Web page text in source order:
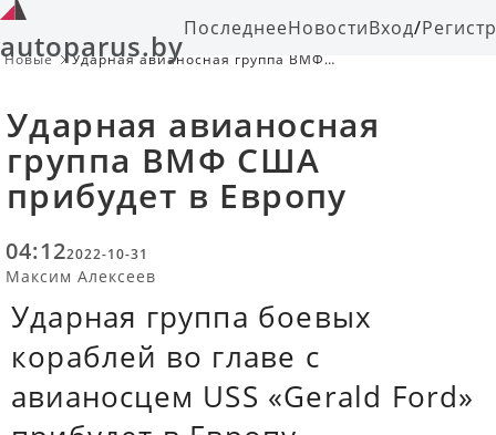
autoparus.byПоследнееНовостиВход/
Новые
Ударная авианосная группа ВМФ
Ударная авианосная
группа ВМФ США
прибудет в Европу
04:122022-10-31
Максим Алексеев
Ударная группа боевых
кораблей во главе с
авианосцем USS «Gerald Ford»